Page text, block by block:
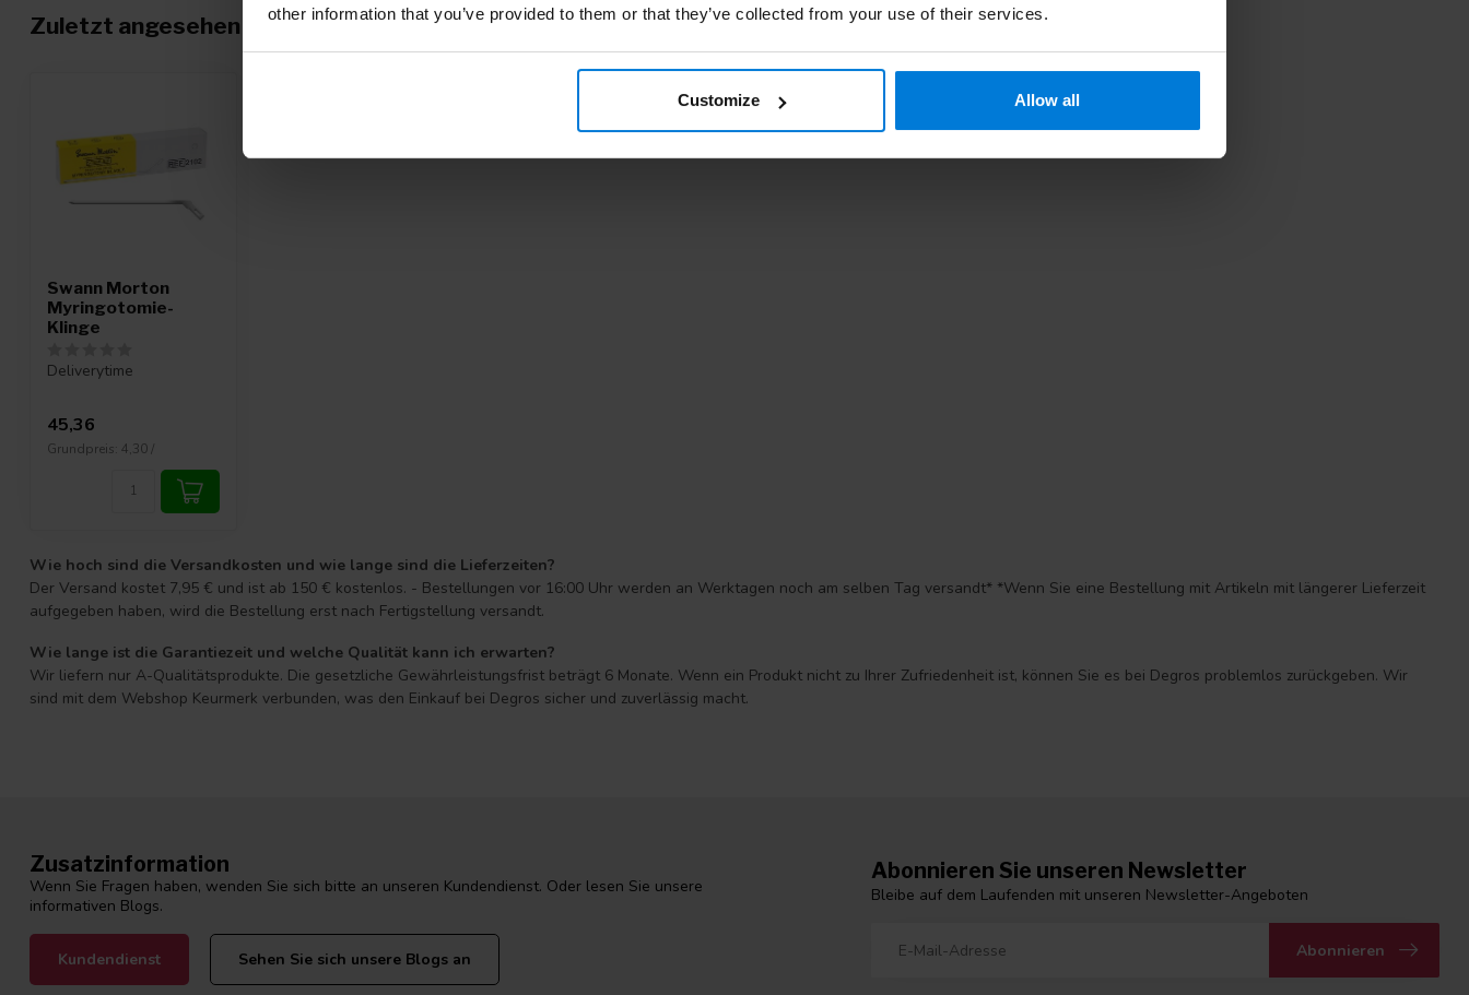
other information that you’ve provided to them or that they’ve collected from your use of their services.
Customize Allow all
Zuletzt angesehen
Swann Morton
Myringotomie-
Klinge
Deliverytime
45,36
Grundpreis: 4,30 /
Wie hoch sind die Versandkosten und wie lange sind die Lieferzeiten?
Der Versand kostet 7,95 € und ist ab 150 € kostenlos. - Bestellungen vor 16:00 Uhr werden an Werktagen noch am selben Tag versandt* *Wenn Sie eine Bestellung mit Artikeln mit längerer Lieferzeit
aufgegeben haben, wird die Bestellung erst nach Fertigstellung versandt.
Wie lange ist die Garantiezeit und welche Qualität kann ich erwarten?
Wir liefern nur A-Qualitätsprodukte. Die gesetzliche Gewährleistungsfrist beträgt 6 Monate. Wenn ein Produkt nicht zu Ihrer Zufriedenheit ist, können Sie es bei Degros problemlos zurückgeben. Wir
sind mit dem Webshop Keurmerk verbunden, was den Einkauf bei Degros sicher und zuverlässig macht.
Zusatzinformation
Wenn Sie Fragen haben, wenden Sie sich bitte an unseren Kundendienst. Oder lesen Sie unsere
informativen Blogs.
Kundendienst Sehen Sie sich unsere Blogs an
Abonnieren Sie unseren Newsletter
Bleibe auf dem Laufenden mit unseren Newsletter-Angeboten
Abonnieren